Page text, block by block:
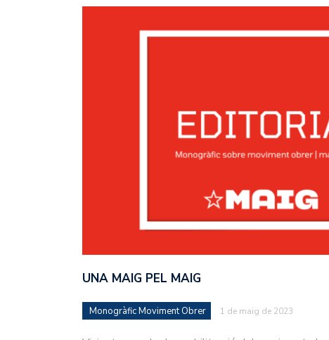
UNA MAIG PEL MAIG
Monogràfic Moviment Obrer 1 de maig de 2023